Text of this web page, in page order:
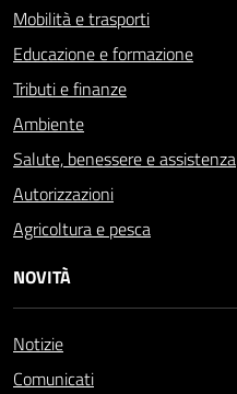
Mobilità e trasporti
Educazione e formazione
Tributi e finanze
Ambiente
Salute, benessere e assistenza
Autorizzazioni
Agricoltura e pesca
NOVITÀ
Notizie
Comunicati